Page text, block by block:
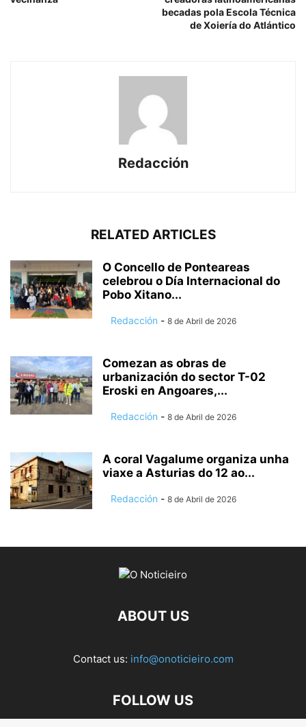
becadas pola Escola Técnica
de Xoiería do Atlántico
Redacción
RELATED ARTICLES
O Concello de Ponteareas
celebrou o Día Internacional do
Pobo Xitano...
Redacción - 8 de Abril de 2026
Comezan as obras de
urbanización do sector T-02
Eroski en Angoares,...
Redacción - 8 de Abril de 2026
A coral Vagalume organiza unha
viaxe a Asturias do 12 ao...
Redacción - 8 de Abril de 2026
ABOUT US
Contact us: info@onoticieiro.com
FOLLOW US